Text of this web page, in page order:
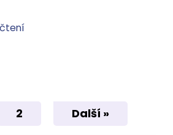
2 Další »